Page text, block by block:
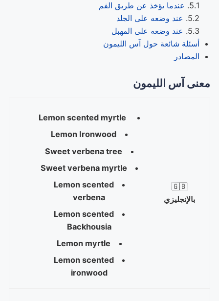
عندما يؤخذ عن طريق الفم
عند وضعه على الجلد
عند وضعه على المهبل
أسئلة شائعة حول آس الليمون
المصادر
معنى آس الليمون
🇬🇧
بالإنجليزي
Lemon scented myrtle
Lemon Ironwood
Sweet verbena tree
Sweet verbena myrtle
Lemon scented
verbena
Lemon scented
Backhousia
Lemon myrtle
Lemon scented
ironwood